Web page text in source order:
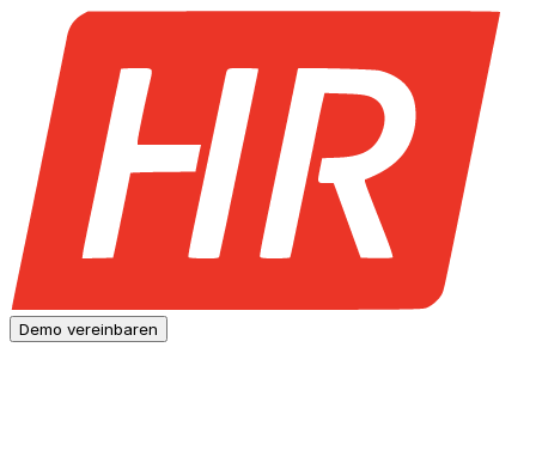
Demo vereinbaren